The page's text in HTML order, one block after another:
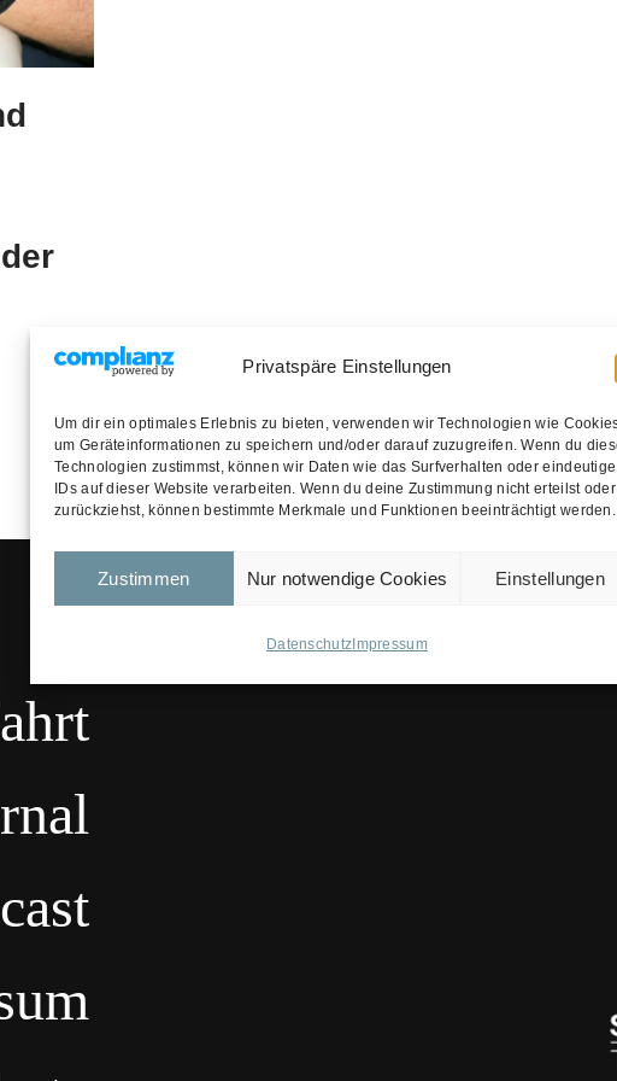
Privatspäre Einstellungen
Um dir ein optimales Erlebnis zu bieten, verwenden wir Technologien wie
um Geräteinformationen zu speichern und/oder darauf zuzugreifen. Wenn du
Technologien zustimmst, können wir Daten wie das Surfverhalten oder eindeutige
IDs auf dieser Website verarbeiten. Wenn du deine Zustimmung nicht erteilst oder
zurückziehst, können bestimmte Merkmale und Funktionen beeinträchtigt werden.
Zustimmen Nur notwendige Cookies Einstellungen
Datenschutz Impressum